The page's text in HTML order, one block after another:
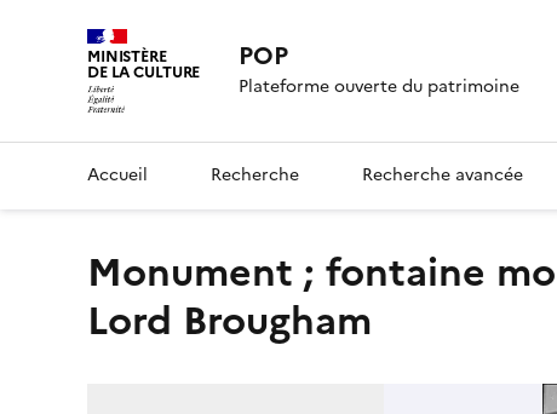
MINISTÈRE
DE LA CULTURE POP
Plateforme ouverte du patrimoine
Accueil Recherche Recherche avancée
monument ; fontaine monument ; fontaine dit monument à
Lord Brougham